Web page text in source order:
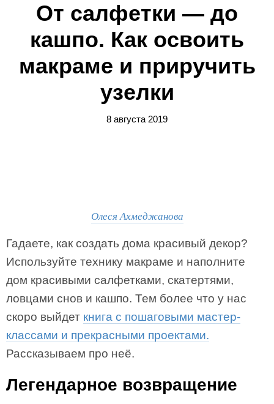
От салфетки — до
кашпо. Как освоить
макраме и приручить
узелки
8 августа 2019
Олеся Ахмеджанова
Гадаете, как создать дома красивый декор?
Используйте технику макраме и наполните
дом красивыми салфетками, скатертями,
ловцами снов и кашпо. Тем более что у нас
скоро выйдет книга с пошаговыми мастер-
классами и прекрасными проектами.
Рассказываем про неё.
Легендарное возвращение